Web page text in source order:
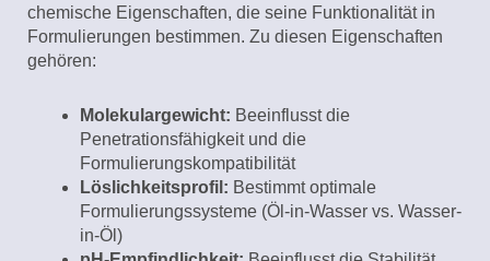
chemische Eigenschaften, die seine Funktionalität in
Formulierungen bestimmen. Zu diesen Eigenschaften
gehören:
Molekulargewicht: Beeinflusst die
Penetrationsfähigkeit und die
Formulierungskompatibilität
Löslichkeitsprofil: Bestimmt optimale
Formulierungssysteme (Öl-in-Wasser vs. Wasser-
in-Öl)